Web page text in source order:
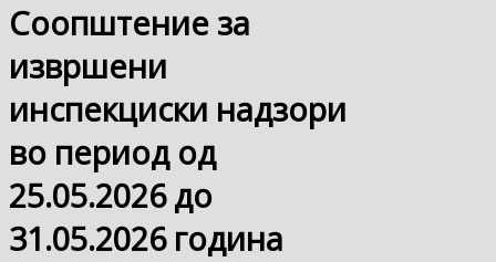
Соопштение за
извршени
инспекциски надзори
во период од
25.05.2026 до
31.05.2026 година